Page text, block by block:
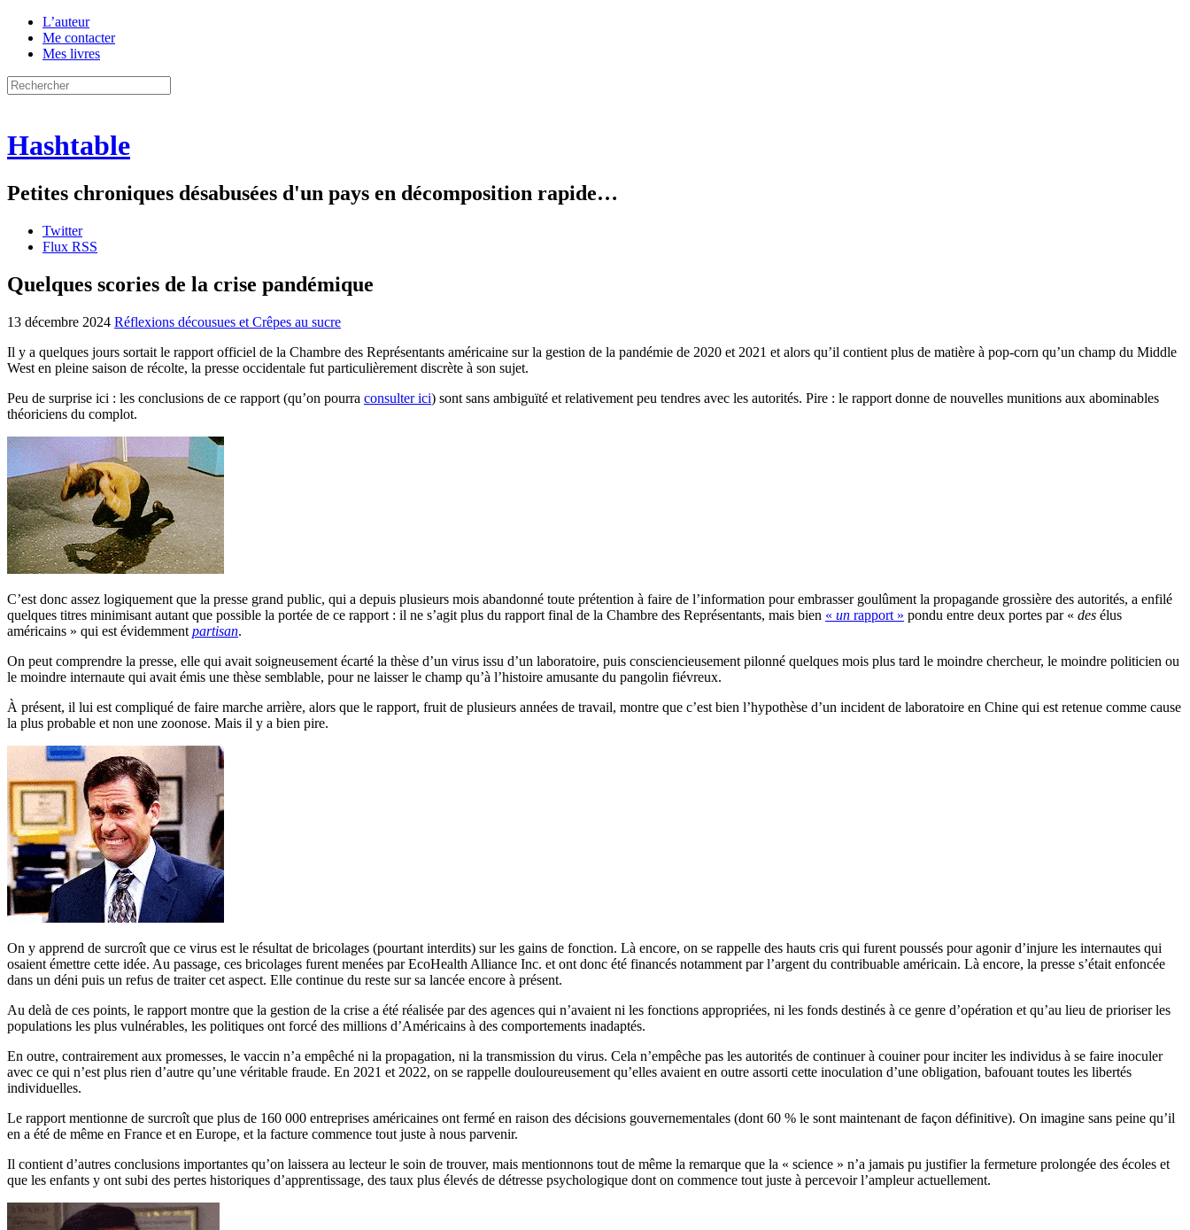
L’auteur
Me contacter
Mes livres
Hashtable
Petites chroniques désabusées d'un pays en décomposition rapide…
Twitter
Flux RSS
Quelques scories de la crise pandémique
13 décembre 2024 Réflexions décousues et Crêpes au sucre
Il y a quelques jours sortait le rapport officiel de la Chambre des Représentants américaine sur la gestion de la pandémie de 2020 et 2021 et alors qu’il contient plus de matière à pop-corn qu’un champ du Middle
West en pleine saison de récolte, la presse occidentale fut particulièrement discrète à son sujet.
Peu de surprise ici : les conclusions de ce rapport (qu’on pourra consulter ici) sont sans ambiguïté et relativement peu tendres avec les autorités. Pire : le rapport donne de nouvelles munitions aux abominables
théoriciens du complot.
C’est donc assez logiquement que la presse grand public, qui a depuis plusieurs mois abandonné toute prétention à faire de l’information pour embrasser goulûment la propagande grossière des autorités, a enfilé
quelques titres minimisant autant que possible la portée de ce rapport : il ne s’agit plus du rapport final de la Chambre des Représentants, mais bien « un rapport » pondu entre deux portes par « des élus
américains » qui est évidemment partisan.
On peut comprendre la presse, elle qui avait soigneusement écarté la thèse d’un virus issu d’un laboratoire, puis consciencieusement pilonné quelques mois plus tard le moindre chercheur, le moindre politicien ou
le moindre internaute qui avait émis une thèse semblable, pour ne laisser le champ qu’à l’histoire amusante du pangolin fiévreux.
À présent, il lui est compliqué de faire marche arrière, alors que le rapport, fruit de plusieurs années de travail, montre que c’est bien l’hypothèse d’un incident de laboratoire en Chine qui est retenue comme cause
la plus probable et non une zoonose. Mais il y a bien pire.
On y apprend de surcroît que ce virus est le résultat de bricolages (pourtant interdits) sur les gains de fonction. Là encore, on se rappelle des hauts cris qui furent poussés pour agonir d’injure les internautes qui
osaient émettre cette idée. Au passage, ces bricolages furent menées par EcoHealth Alliance Inc. et ont donc été financés notamment par l’argent du contribuable américain. Là encore, la presse s’était enfoncée
dans un déni puis un refus de traiter cet aspect. Elle continue du reste sur sa lancée encore à présent.
Au delà de ces points, le rapport montre que la gestion de la crise a été réalisée par des agences qui n’avaient ni les fonctions appropriées, ni les fonds destinés à ce genre d’opération et qu’au lieu de prioriser les
populations les plus vulnérables, les politiques ont forcé des millions d’Américains à des comportements inadaptés.
En outre, contrairement aux promesses, le vaccin n’a empêché ni la propagation, ni la transmission du virus. Cela n’empêche pas les autorités de continuer à couiner pour inciter les individus à se faire inoculer
avec ce qui n’est plus rien d’autre qu’une véritable fraude. En 2021 et 2022, on se rappelle douloureusement qu’elles avaient en outre assorti cette inoculation d’une obligation, bafouant toutes les libertés
individuelles.
Le rapport mentionne de surcroît que plus de 160 000 entreprises américaines ont fermé en raison des décisions gouvernementales (dont 60 % le sont maintenant de façon définitive). On imagine sans peine qu’il
en a été de même en France et en Europe, et la facture commence tout juste à nous parvenir.
Il contient d’autres conclusions importantes qu’on laissera au lecteur le soin de trouver, mais mentionnons tout de même la remarque que la « science » n’a jamais pu justifier la fermeture prolongée des écoles et
que les enfants y ont subi des pertes historiques d’apprentissage, des taux plus élevés de détresse psychologique dont on commence tout juste à percevoir l’ampleur actuellement.